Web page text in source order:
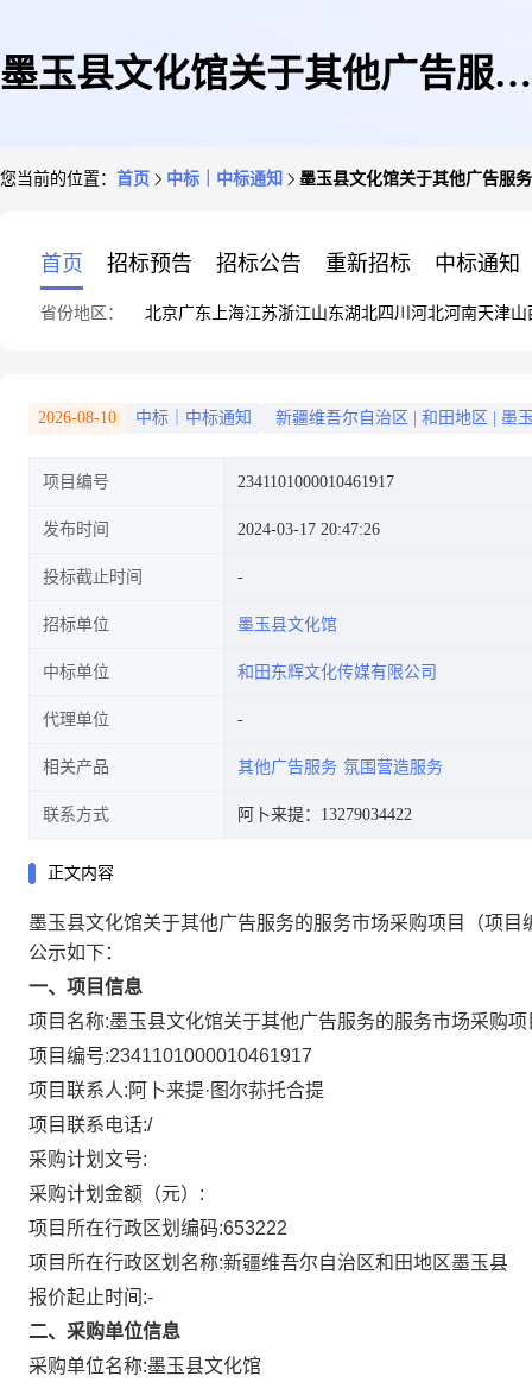
墨玉县文化馆关于其他广告服务
您当前的位置： 首页 中标｜中标通知 墨玉县文化馆关于其他广告服
首页 招标预告 招标公告 重新招标 中标通知
省份地区： 北京广东 上海江苏浙江山东湖北四川 河北河南天津山
2026-08-10 中标｜中标通知 新疆维吾尔自治区 和田地区 墨
项目编号 2341101000010461917
发布时间 2024-03-17 20:47:26
投标截止时间
招标单位 墨玉县文化馆
中标单位 和田东辉文化传媒有限公司
代理单位
相关产品 其他广告服务 氛围营造服务
联系方式 阿卜来提：13279034422
正文内容
墨玉县文化馆关于其他广告服务的服务市场采购项目
（项目
公示如下：
一、项目信息
项目名称:墨玉县文化馆关于其他广告服务的服务市场采购项
项目编号:2341101000010461917
项目联系人: 阿卜来提·图尔荪托合提
项目联系电话:/
采购计划文号:
采购计划金额（元）:
项目所在行政区划编码:653222
项目所在行政区划名称:新疆维吾尔自治区和田地区墨玉县
报价起止时间:-
二、采购单位信息
采购单位名称:墨玉县文化馆